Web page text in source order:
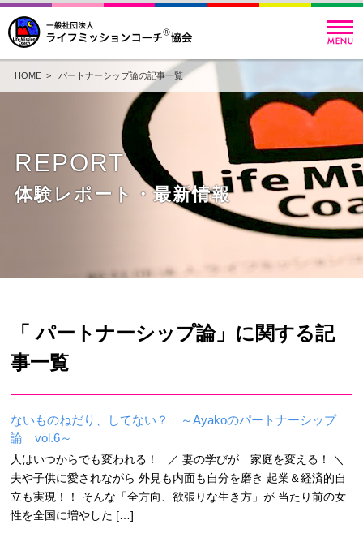
HOME> パートナーシップ論の記事一覧
REPORT
体験レポート・最新情報
「 パートナーシップ論」に関する記
事一覧
ないものねだり、してない？ ～Ayakoのパートナーシップ
論 vol.6～
人はいつからでも変われる！ ／ 妻の学びが 家庭を変える！ ＼
夫や子供に愛されながら 外見も内面も自分を磨き 起業＆経済的自
立も実現！！ そんな「全方向、欲張りな生き方」が 当たり前の女
性を全国に増やした […]